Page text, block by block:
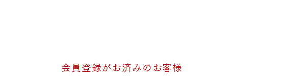
会員登録がお済みのお客様